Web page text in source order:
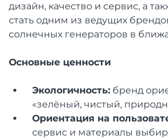
дизайн, качество и сервис, а
стать одним из ведущих
солнечных генераторов в
Основные ценности
Экологичность: бренд
«зелёный, чистый,
Ориентация на
сервис и материалы